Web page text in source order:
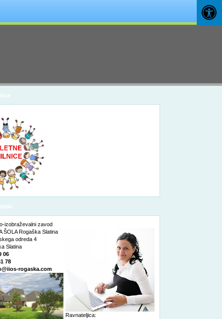
izobraževalni zavod
ŠOLA Rogaška Slatina
odreda 4
Slatina
06
78
rogaska.com
Ravnateljica: